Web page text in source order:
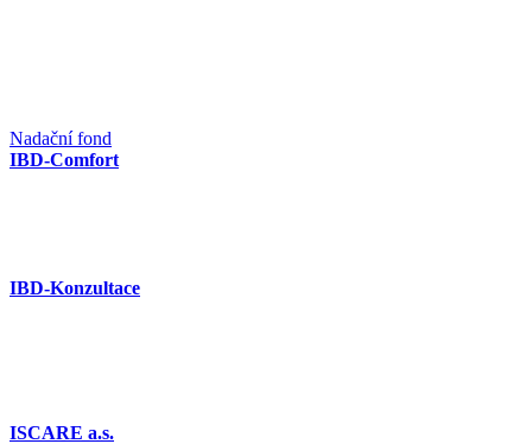
Nadační fond
IBD-Comfort
IBD-Konzultace
ISCARE a.s.